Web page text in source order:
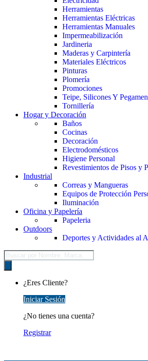
Herramientas
Herramientas Eléctricas
Herramientas Manuales
Impermeabilización
Jardineria
Maderas y Carpintería
Materiales Eléctricos
Pinturas
Plomería
Promociones
Teipe, Silicones Y
Tornillería
Hogar y Decoración
Baños
Cocinas
Decoración
Electrodomésticos
Higiene Personal
Revestimientos de Pisos y
Industrial
Correas y Mangueras
Equipos de Protección
Iluminación
Oficina y Papelería
Papeleria
Outdoors
Deportes y Actividades al
Búsqueda
de
productos
¿Eres Cliente?
Iniciar Sesión
¿No tienes una cuenta?
Registrar